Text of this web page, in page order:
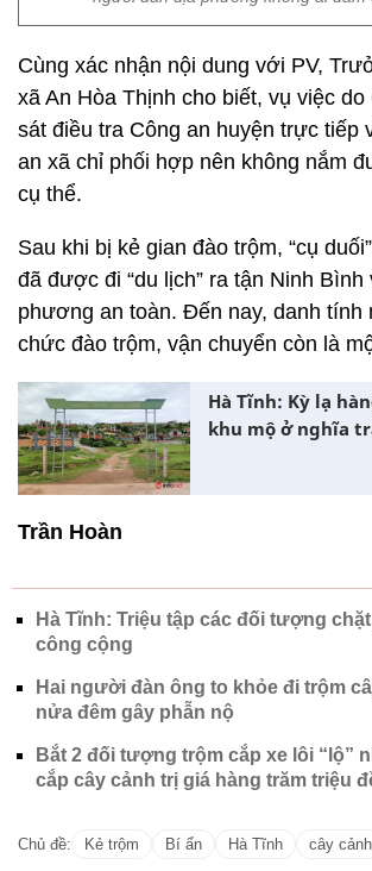
Cùng xác nhận nội dung với PV,
xã An Hòa Thịnh cho biết, vụ việc
sát điều tra Công an huyện trực tiếp
an xã chỉ phối hợp nên không nắm
cụ thể.
Sau khi bị kẻ gian đào trộm, “cụ
đã được đi “du lịch” ra tận Ninh
phương an toàn. Đến nay, danh tính
chức đào trộm, vận chuyển còn là
Hà Tĩnh: Kỳ lạ
khu mộ ở nghĩa
Trần Hoàn
Hà Tĩnh: Triệu tập các đối tượng
công cộng
Hai người đàn ông to khỏe đi trộm
nửa đêm gây phẫn nộ
Bắt 2 đối tượng trộm cắp xe lôi “lộ”
cắp cây cảnh trị giá hàng trăm triệu
Chủ đề: Kẻ trộm Bí ẩn Hà Tĩnh cây cảnh